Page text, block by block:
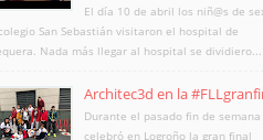
El día 10 de abril los niñ@s de
San Sebastián visitaron el hospital de
Nada más llegar al hospital se dividiero...
Architec3d en la
Durante el pasado fin de semana
celebró en Logroño la gran final